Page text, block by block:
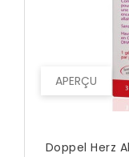
APERÇU
Doppel Herz